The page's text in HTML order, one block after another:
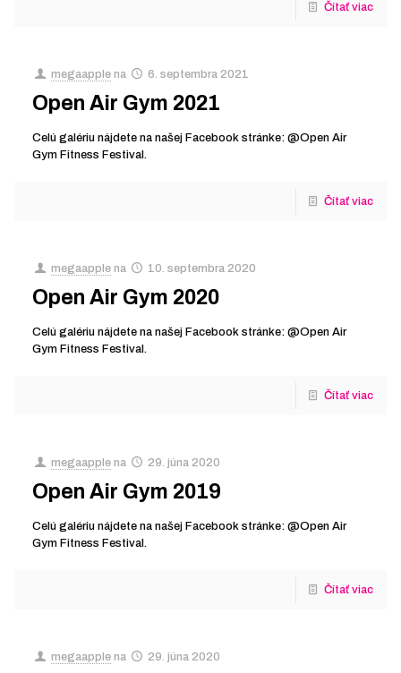
Čítať viac
megaapple na 6. septembra 2021
Open Air Gym 2021
Celú galériu nájdete na našej Facebook stránke: @Open Air
Gym Fitness Festival.
Čítať viac
megaapple na 10. septembra 2020
Open Air Gym 2020
Celú galériu nájdete na našej Facebook stránke: @Open Air
Gym Fitness Festival.
Čítať viac
megaapple na 29. júna 2020
Open Air Gym 2019
Celú galériu nájdete na našej Facebook stránke: @Open Air
Gym Fitness Festival.
Čítať viac
megaapple na 29. júna 2020